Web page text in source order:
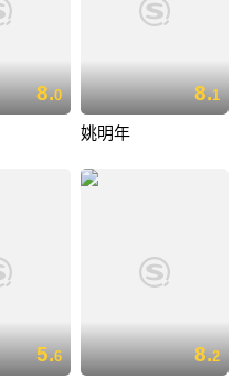
8.0 8.1
姚明年
5.6 8.2